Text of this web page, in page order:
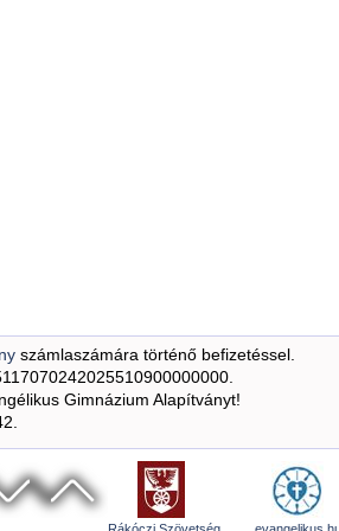
számlaszámára történő befizetéssel.
Gimnázium Alapítványt!